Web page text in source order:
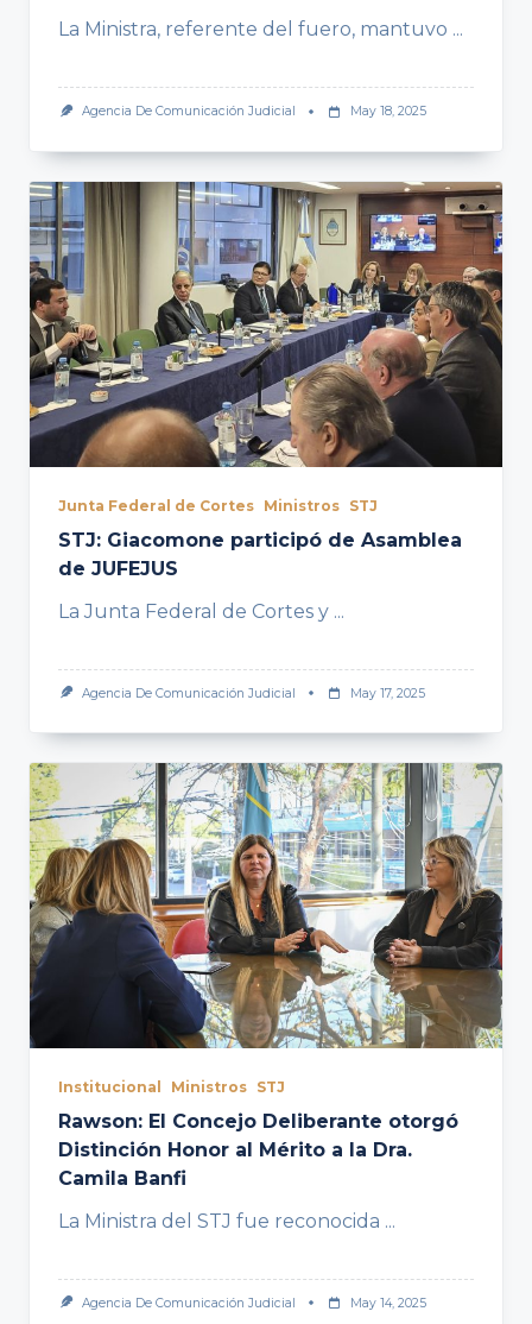
La Ministra, referente del fuero, mantuvo ...
Agencia De Comunicación Judicial May 18, 2025
Junta Federal de Cortes Ministros STJ
STJ: Giacomone participó de Asamblea
de JUFEJUS
La Junta Federal de Cortes y ...
Agencia De Comunicación Judicial May 17, 2025
Institucional Ministros STJ
Rawson: El Concejo Deliberante otorgó
Distinción Honor al Mérito a la Dra.
Camila Banfi
La Ministra del STJ fue reconocida ...
Agencia De Comunicación Judicial May 14, 2025